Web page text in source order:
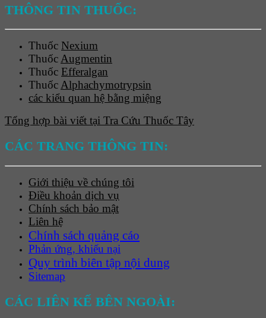
THÔNG TIN THUỐC:
Thuốc Nexium
ThuốcAugmentin
Thuốc Efferalgan
ThuốcAlphachymotrypsin
các kiểu quan hệ bằng miệng
Tổng hợp bài viết tại Tra Cứu Thuốc Tây
CÁC TRANG THÔNG TIN:
Giới thiệu về chúng tôi
Điều khoản dịch vụ
Chính sách bảo mật
Liên hệ
Chính sách quảng cáo
Phản ứng, khiếu nại
Quy trình biên tập nội dung
Sitemap
CÁC LIÊN KẾ BÊN NGOÀI: